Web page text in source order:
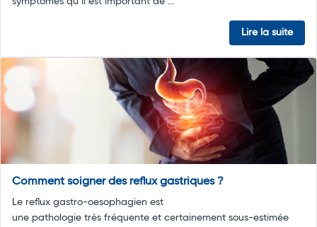
Lire la suite
Comment soigner des reflux gastriques ?
Le reflux gastro-oesophagien est
une pathologie très fréquente et certainement sous-estimée